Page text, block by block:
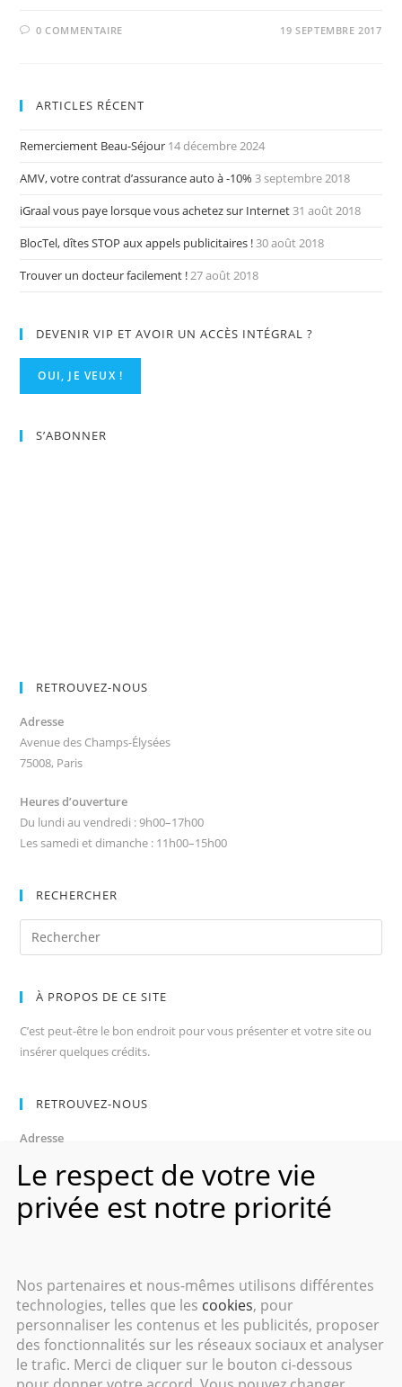
0 COMMENTAIRE 19 SEPTEMBRE 2017
ARTICLES RÉCENT
Remerciement Beau-Séjour 14 décembre 2024
AMV, votre contrat d’assurance auto à -10% 3 septembre 2018
iGraal vous paye lorsque vous achetez sur Internet31 août 2018
BlocTel, dîtes STOP aux appels publicitaires !30 août 2018
Trouver un docteur facilement !27 août 2018
DEVENIR VIP ET AVOIR UN ACCÈS INTÉGRAL ?
OUI, JE VEUX !
S’ABONNER
RETROUVEZ-NOUS
Adresse
Avenue des Champs-Élysées
75008, Paris
Heures d’ouverture
Du lundi au vendredi : 9h00–17h00
Les samedi et dimanche : 11h00–15h00
RECHERCHER
À PROPOS DE CE SITE
C’est peut-être le bon endroit pour vous présenter et votre site ou
insérer quelques crédits.
RETROUVEZ-NOUS
Adresse
75008, Paris
Heures d’ouverture
Copyright 2016 - Cyril GANTIN - Tous droits réservés.
Le respect de votre vie
privée est notre priorité
Nos partenaires et nous-mêmes utilisons différentes
technologies, telles que les cookies, pour
personnaliser les contenus et les publicités, proposer
des fonctionnalités sur les réseaux sociaux et analyser
le trafic. Merci de cliquer sur le bouton ci-dessous